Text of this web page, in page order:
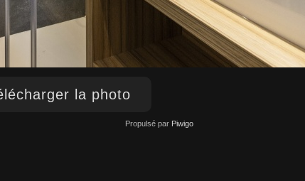
la photo
Propulsé par Piwigo